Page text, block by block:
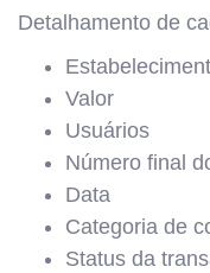
Detalhamento de
Valor
Usuários
Número final
Data
Categoria de
Status da